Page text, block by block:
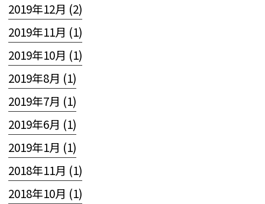
2019年12月 (2)
2019年11月 (1)
2019年10月 (1)
2019年8月 (1)
2019年7月 (1)
2019年6月 (1)
2019年1月 (1)
2018年11月 (1)
2018年10月 (1)